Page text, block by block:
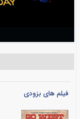
فیلم های بزودی